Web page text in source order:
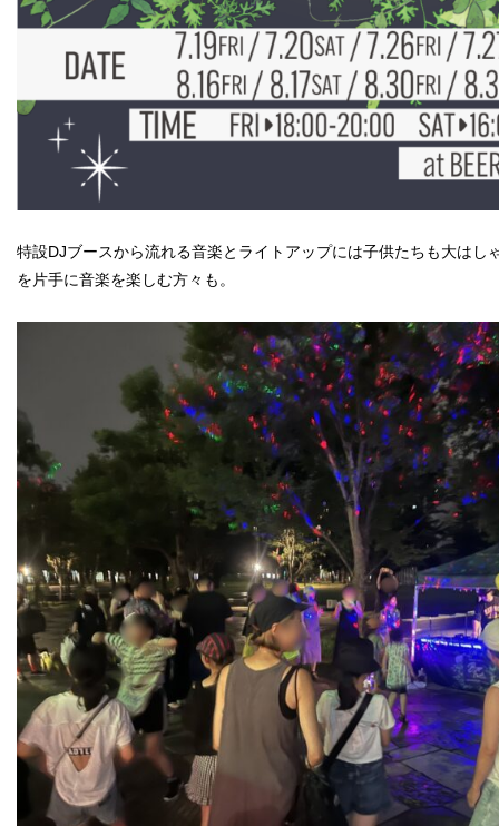
特設DJブースから流れる音楽とライトアップには子供たちも大はし
を片手に音楽を楽しむ方々も。